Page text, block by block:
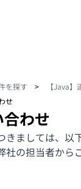
を探す >
【Java
せ
わせ
きましては、以
社の担当者から